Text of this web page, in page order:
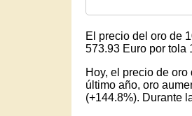
El precio del oro de
573.93 Euro por tola
Hoy, el precio de
último año, oro
(+144.8%). Durante